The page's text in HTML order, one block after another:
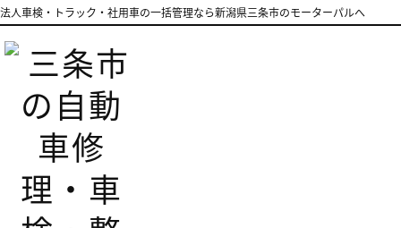
法人車検・トラック・社用車の一括管理なら新潟県三条市のモーターパルへ